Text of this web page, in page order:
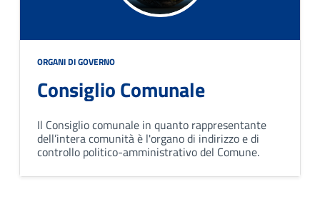
ORGANI DI GOVERNO
Consiglio Comunale
Il Consiglio comunale in quanto rappresentante
dell’intera comunità è l'organo di indirizzo e di
controllo politico-amministrativo del Comune.